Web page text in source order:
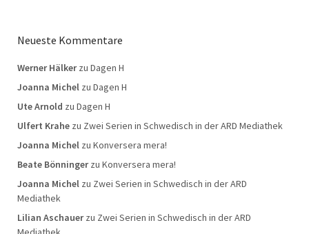
Neueste Kommentare
Werner Hälkerzu Dagen H
Joanna Michel zu Dagen H
Ute Arnold zu Dagen H
Ulfert Krahe zu Zwei Serien in Schwedisch in der ARD Mediathek
Joanna Michel zu Konversera mera!
Beate Bönningerzu Konversera mera!
Joanna Michel zu Zwei Serien in Schwedisch in der ARD
Mediathek
Lilian Aschauerzu Zwei Serien in Schwedisch in der ARD